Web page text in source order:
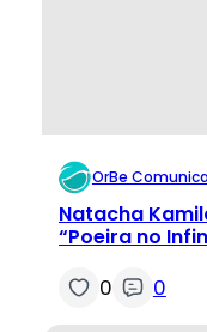
OrBe
Natacha
“Poeira no
0 0